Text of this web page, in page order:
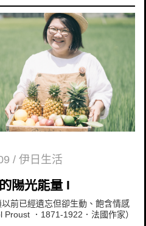
/ 伊日生活
陽光能量 I
前已經遺忘但卻生動、飽含情感
．1871-1922．法國作家）